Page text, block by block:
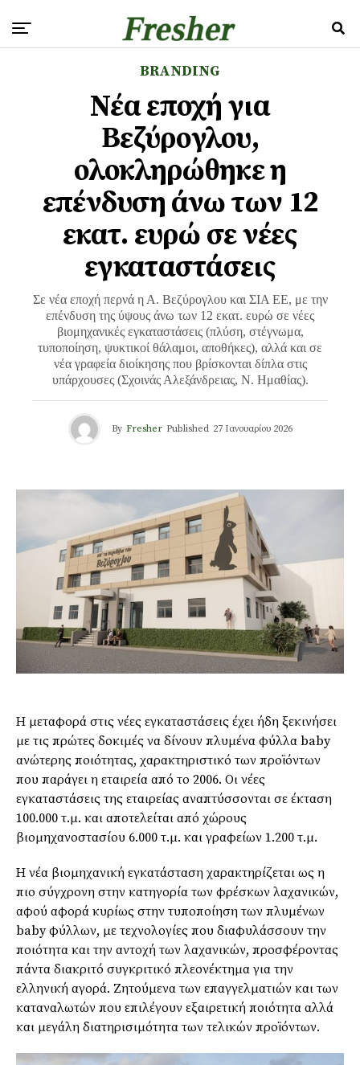
BRANDING
Νέα εποχή για
Βεζύρογλου,
ολοκληρώθηκε η
επένδυση άνω των 12
εκατ. ευρώ σε νέες
εγκαταστάσεις
Σε νέα εποχή περνά η Α. Βεζύρογλου και ΣΙΑ ΕΕ, με την
επένδυση της ύψους άνω των 12 εκατ. ευρώ σε νέες
βιομηχανικές εγκαταστάσεις (πλύση, στέγνωμα,
τυποποίηση, ψυκτικοί θάλαμοι, αποθήκες), αλλά και σε
νέα γραφεία διοίκησης που βρίσκονται δίπλα στις
υπάρχουσες (Σχοινάς Αλεξάνδρειας, Ν. Ημαθίας).
By Fresher Published 27 Ιανουαρίου 2026
Η μεταφορά στις νέες εγκαταστάσεις έχει ήδη ξεκινήσει
με τις πρώτες δοκιμές να δίνουν πλυμένα φύλλα baby
ανώτερης ποιότητας, χαρακτηριστικό των προϊόντων
που παράγει η εταιρεία από το 2006. Οι νέες
εγκαταστάσεις της εταιρείας αναπτύσσονται σε έκταση
100.000 τ.μ. και αποτελείται από χώρους
βιομηχανοστασίου 6.000 τ.μ. και γραφείων 1.200 τ.μ.
Η νέα βιομηχανική εγκατάσταση χαρακτηρίζεται ως η
πιο σύγχρονη στην κατηγορία των φρέσκων λαχανικών,
αφού αφορά κυρίως στην τυποποίηση των πλυμένων
baby φύλλων, με τεχνολογίες που διαφυλάσσουν την
ποιότητα και την αντοχή των λαχανικών, προσφέροντας
πάντα διακριτό συγκριτικό πλεονέκτημα για την
ελληνική αγορά. Ζητούμενα των επαγγελματιών και των
καταναλωτών που επιλέγουν εξαιρετική ποιότητα αλλά
και μεγάλη διατηρισιμότητα των τελικών προϊόντων.